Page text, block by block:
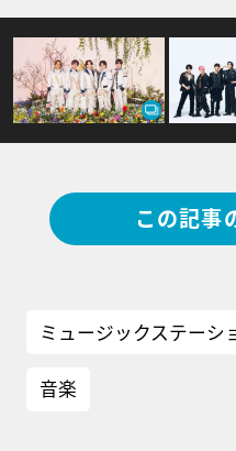
この記事
ミュージックステーシ
音楽